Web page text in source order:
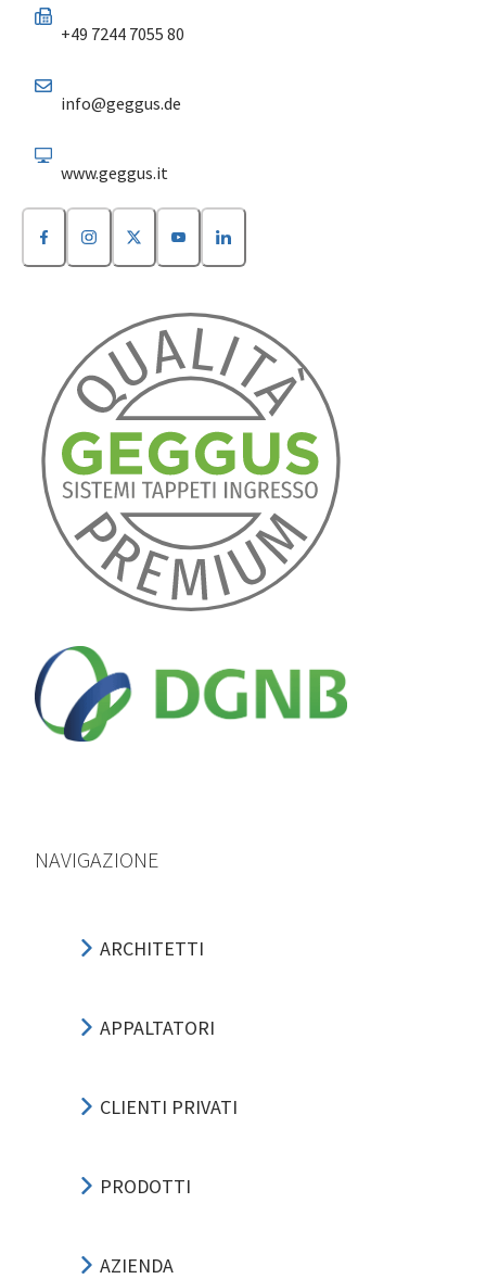
+49 7244 7055 80
info@geggus.de
www.geggus.it
NAVIGAZIONE
ARCHITETTI
APPALTATORI
CLIENTI PRIVATI
PRODOTTI
AZIENDA